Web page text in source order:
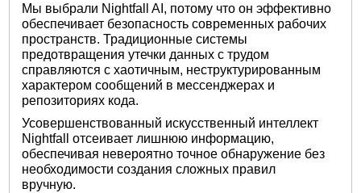
Мы выбрали Nightfall AI, потому что он эффективно
обеспечивает безопасность современных рабочих
пространств. Традиционные системы
предотвращения утечки данных с трудом
справляются с хаотичным, неструктурированным
характером сообщений в мессенджерах и
репозиториях кода.
Усовершенствованный искусственный интеллект
Nightfall отсеивает лишнюю информацию,
обеспечивая невероятно точное обнаружение без
необходимости создания сложных правил
вручную.